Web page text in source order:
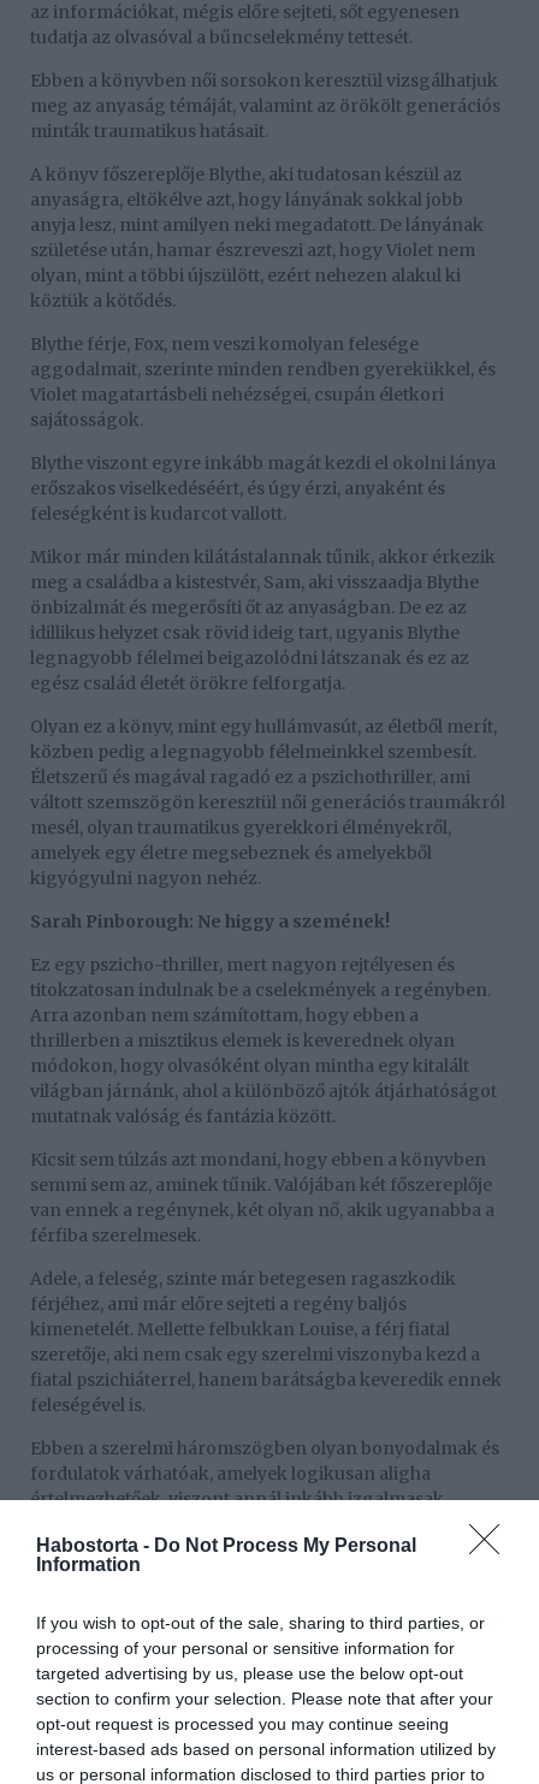
Habostorta - Do Not Process My Personal
Information
If you wish to opt-out of the sale, sharing to third parties, or
processing of your personal or sensitive information for
targeted advertising by us, please use the below opt-out
section to confirm your selection. Please note that after your
opt-out request is processed you may continue seeing
interest-based ads based on personal information utilized by
us or personal information disclosed to third parties prior to
az információkat, mégis előre sejteti, sőt egyenesen
tudatja az olvasóval a bűncselekmény tettesét.
Ebben a könyvben női sorsokon keresztül vizsgálhatjuk
meg az anyaság témáját, valamint az örökölt generációs
minták traumatikus hatásait.
A könyv főszereplője Blythe, aki tudatosan készül az
anyaságra, eltökélve azt, hogy lányának sokkal jobb
anyja lesz, mint amilyen neki megadatott. De lányának
születése után, hamar észreveszi azt, hogy Violet nem
olyan, mint a többi újszülött, ezért nehezen alakul ki
köztük a kötődés.
Blythe férje, Fox, nem veszi komolyan felesége
aggodalmait, szerinte minden rendben gyerekükkel, és
Violet magatartásbeli nehézségei, csupán életkori
sajátosságok.
Blythe viszont egyre inkább magát kezdi el okolni lánya
erőszakos viselkedéséért, és úgy érzi, anyaként és
feleségként is kudarcot vallott.
Mikor már minden kilátástalannak tűnik, akkor érkezik
meg a családba a kistestvér, Sam, aki visszaadja Blythe
önbizalmát és megerősíti őt az anyaságban. De ez az
idillikus helyzet csak rövid ideig tart, ugyanis Blythe
legnagyobb félelmei beigazolódni látszanak és ez az
egész család életét örökre felforgatja.
Olyan ez a könyv, mint egy hullámvasút, az életből merít,
közben pedig a legnagyobb félelmeinkkel szembesít.
Életszerű és magával ragadó ez a pszichothriller, ami
váltott szemszögön keresztül női generációs traumákról
mesél, olyan traumatikus gyerekkori élményekről,
amelyek egy életre megsebeznek és amelyekből
kigyógyulni nagyon nehéz.
Sarah Pinborough: Ne higgy a szemének!
Ez egy pszicho-thriller, mert nagyon rejtélyesen és
titokzatosan indulnak be a cselekmények a regényben.
Arra azonban nem számítottam, hogy ebben a
thrillerben a misztikus elemek is keverednek olyan
módokon, hogy olvasóként olyan mintha egy kitalált
világban járnánk, ahol a különböző ajtók átjárhatóságot
mutatnak valóság és fantázia között.
Kicsit sem túlzás azt mondani, hogy ebben a könyvben
semmi sem az, aminek tűnik. Valójában két főszereplője
van ennek a regénynek, két olyan nő, akik ugyanabba a
férfiba szerelmesek.
Adele, a feleség, szinte már betegesen ragaszkodik
férjéhez, ami már előre sejteti a regény baljós
kimenetelét. Mellette felbukkan Louise, a férj fiatal
szeretője, aki nem csak egy szerelmi viszonyba kezd a
fiatal pszichiáterrel, hanem barátságba keveredik ennek
feleségével is.
Ebben a szerelmi háromszögben olyan bonyodalmak és
fordulatok várhatóak, amelyek logikusan aligha
értelmezhetőek, viszont annál inkább izgalmasak.
Olvasóként sötétben tapogatózva próbáljuk megfejteni
azt, hogy vajon hova vezet ez a sok bonyodalom és titok,
kísérjük végig a könyv szereplőinek kalandjait.
A szerelmi háromszög keveredik a mentális betegség
témájával ebben a regényben, a végére pedig egy akkora
csattanó várható, ami garantáltan nagyon sok ideig
foglalkoztatja majd az olvasót.